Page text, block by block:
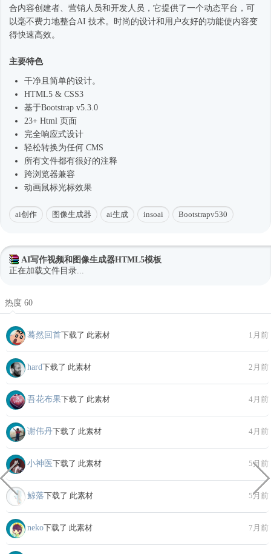
合内容创建者、营销人员和开发人员，它提供了一个动态平台，可
以毫不费力地整合AI 技术。时尚的设计和用户友好的功能使内容变
得快速高效。
主要特色
干净且简单的设计。
HTML5 & CSS3
基于Bootstrap v5.3.0
23+ Html 页面
完全响应式设计
轻松转换为任何 CMS
所有文件都有很好的注释
跨浏览器兼容
动画鼠标光标效果
ai创作 图像生成器 ai生成 insoai Bootstrapv530
AI写作视频和图像生成器HTML5模板
正在加载文件目录...
热度 60
蓦然回首下载了 此素材 1月前
hard下载了 此素材 2月前
吾花布果下载了 此素材 4月前
谢伟丹下载了 此素材 4月前
小神医下载了 此素材 5月前
鲸落下载了 此素材 5月前
neko下载了 此素材 7月前